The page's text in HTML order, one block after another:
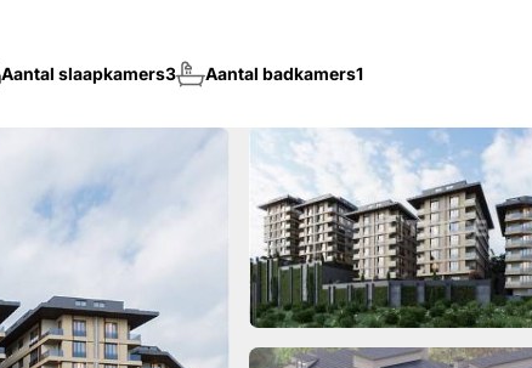
Aantal slaapkamers3 Aantal badkamers1